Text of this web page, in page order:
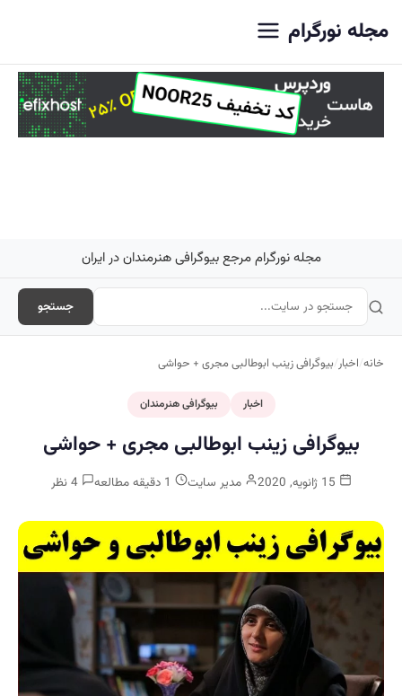
مجله نورگرام
مجله نورگرام مرجع بیوگرافی هنرمندان در ایران
جستجو
خانه/اخبار/بیوگرافی زینب ابوطالبی مجری + حواشی
اخبار بیوگرافی هنرمندان
بیوگرافی زینب ابوطالبی مجری + حواشی
مدیر سایت 4 نظر